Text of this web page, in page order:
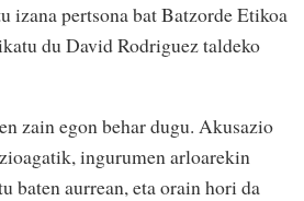
izana pertsona bat Batzorde Etikoa
du David Rodriguez taldeko
zain egon behar dugu. Akusazio
ingurumen arloarekin
baten aurrean, eta orain hori da